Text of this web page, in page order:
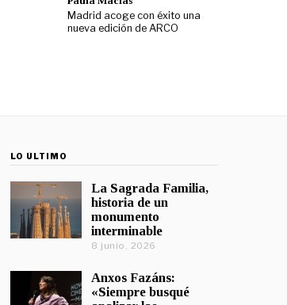
Madrid acoge con éxito una
nueva edición de ARCO
LO ÚLTIMO
La Sagrada Familia,
historia de un
monumento
interminable
8 junio, 2026
Anxos Fazáns:
«Siempre busqué